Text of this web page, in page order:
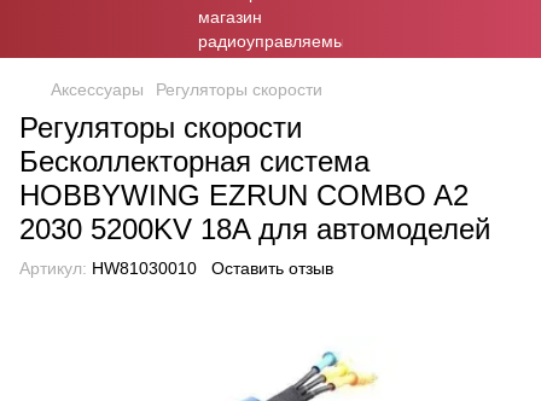
Аксессуары Регуляторы скорости
Регуляторы скорости
Бесколлекторная система
HOBBYWING EZRUN COMBO A2
2030 5200KV 18A для автомоделей
Артикул: HW81030010 Оставить отзыв